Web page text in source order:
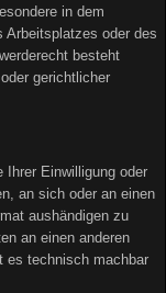
in dem
Arbeitsplatzes oder des
besteht
gerichtlicher
Ihrer Einwilligung oder
an sich oder an einen
aushändigen zu
an einen anderen
es technisch machbar